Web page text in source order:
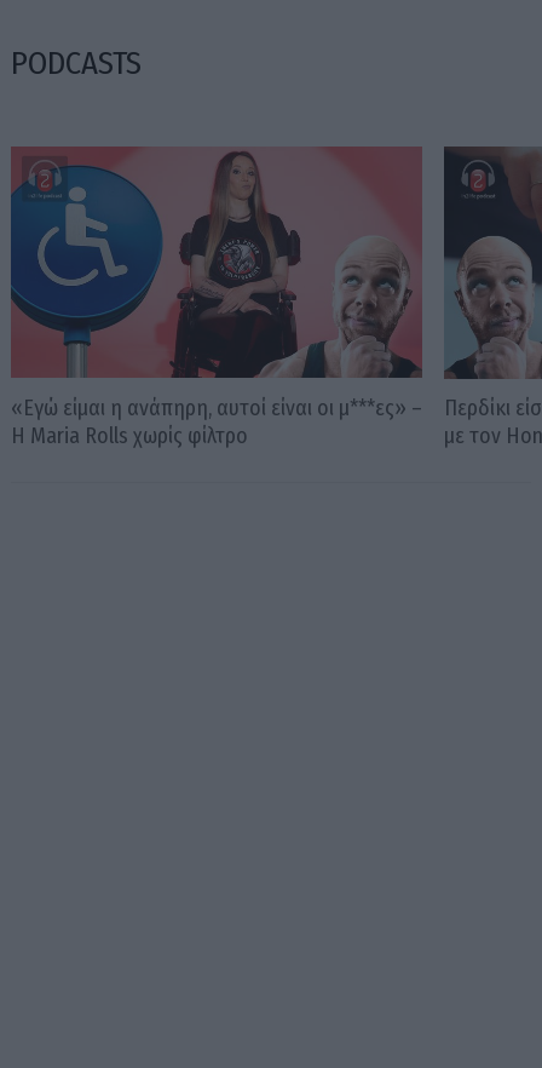
PODCASTS
«Εγώ είμαι η ανάπηρη, αυτοί είναι οι μ***ες» –
Η Maria Rolls χωρίς φίλτρο
Περδίκι
με τον